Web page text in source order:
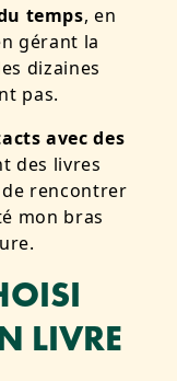
temps, en
gérant la
dizaines
pas.
avec des
des livres
de rencontrer
mon bras
LIVRE